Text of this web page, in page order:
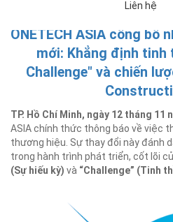
Liên hệ
ONETECH ASIA công bố
mới: Khẳng định tinh
Challenge" và chiến
TP. Hồ Chí Minh, ngày 12 tháng 11
ASIA chính thức thông báo về việc
thương hiệu. Sự thay đổi này đánh
trong hành trình phát triển, cốt lõi
(Sự hiếu kỳ) và “Challenge” (Tinh